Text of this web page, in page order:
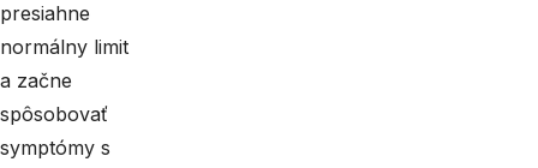
presiahne
normálny limit
a začne
spôsobovať
symptómy s